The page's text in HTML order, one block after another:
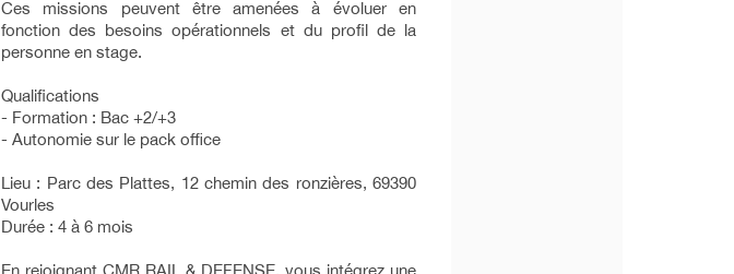
Ces missions peuvent être amenées à évoluer en
fonction des besoins opérationnels et du profil de la
personne en stage.
Qualifications
- Formation : Bac +2/+3
- Autonomie sur le pack office
Lieu : Parc des Plattes, 12 chemin des ronzières, 69390
Vourles
Durée : 4 à 6 mois
En rejoignant CMR RAIL & DEFENSE, vous intégrez une